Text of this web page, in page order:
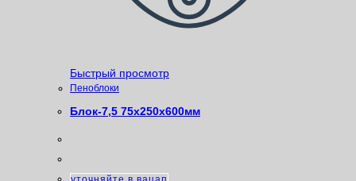
Быстрый просмотр
Пеноблоки
Блок-7,5 75х250х600мм